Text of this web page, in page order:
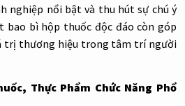
nghiệp nổi bật và thu hút sự chú ý
bao bì hộp thuốc độc đáo còn góp
trị thương hiệu trong tâm trí người
Thực Phẩm Chức Năng Phổ